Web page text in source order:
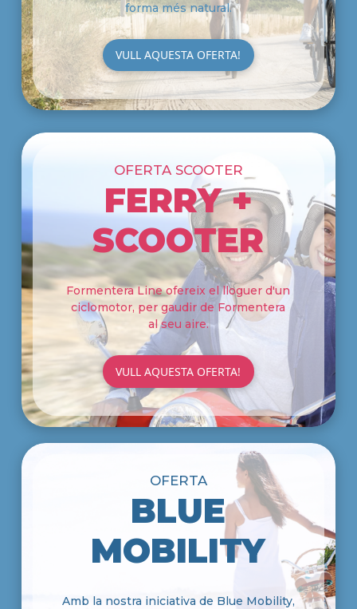
forma més natural.
VULL AQUESTA OFERTA!
OFERTA SCOOTER
FERRY +
SCOOTER
Formentera Line ofereix el lloguer d'un
ciclomotor, per gaudir de Formentera
al seu aire.
VULL AQUESTA OFERTA!
OFERTA
BLUE
MOBILITY
Amb la nostra iniciativa de Blue Mobility,